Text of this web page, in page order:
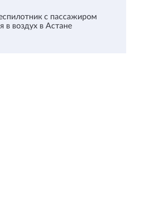
с пассажиром
в воздух в Астане